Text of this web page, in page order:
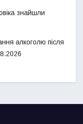
знайшли
алкоголю після